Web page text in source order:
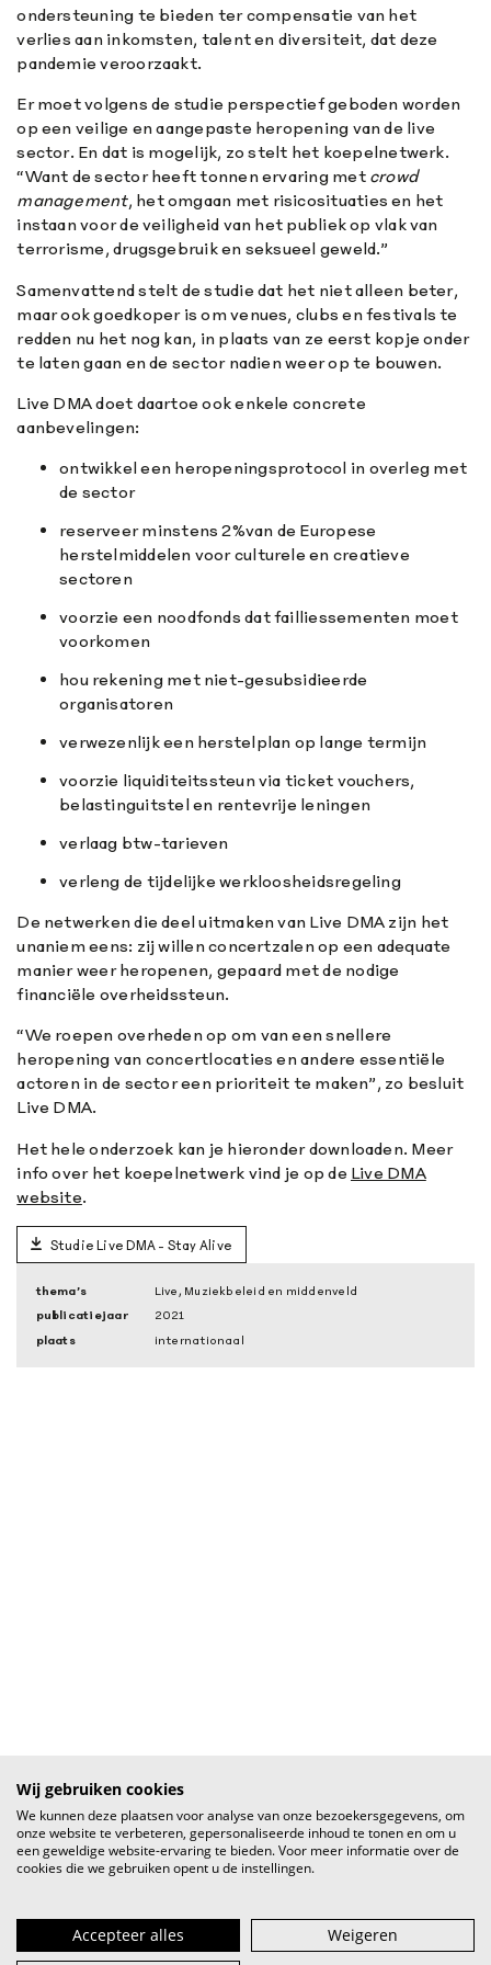
ondersteuning te bieden ter compensatie van het
verlies aan inkomsten, talent en diversiteit, dat deze
pandemie veroorzaakt.
Er moet volgens de studie perspectief geboden worden
op een veilige en aangepaste heropening van de live
sector. En dat is mogelijk, zo stelt het koepelnetwerk.
“Want de sector heeft tonnen ervaring met crowd
management, het omgaan met risicosituaties en het
instaan voor de veiligheid van het publiek op vlak van
terrorisme, drugsgebruik en seksueel geweld.”
Samenvattend stelt de studie dat het niet alleen beter,
maar ook goedkoper is om venues, clubs en festivals te
redden nu het nog kan, in plaats van ze eerst kopje onder
te laten gaan en de sector nadien weer op te bouwen.
Live DMA doet daartoe ook enkele concrete
aanbevelingen:
ontwikkel een heropeningsprotocol in overleg met
de sector
reserveer minstens 2%van de Europese
herstelmiddelen voor culturele en creatieve
sectoren
voorzie een noodfonds dat failliessementen moet
voorkomen
hou rekening met niet-gesubsidieerde
organisatoren
verwezenlijk een herstelplan op lange termijn
voorzie liquiditeitssteun via ticket vouchers,
belastinguitstel en rentevrije leningen
verlaag btw-tarieven
verleng de tijdelijke werkloosheidsregeling
De netwerken die deel uitmaken van Live DMA zijn het
unaniem eens: zij willen concertzalen op een adequate
manier weer heropenen, gepaard met de nodige
financiële overheidssteun.
“We roepen overheden op om van een snellere
heropening van concertlocaties en andere essentiële
actoren in de sector een prioriteit te maken”, zo besluit
Live DMA.
Het hele onderzoek kan je hieronder downloaden. Meer
info over het koepelnetwerk vind je op de Live DMA
website.
Studie Live DMA - Stay Alive
thema’s
Live, Muziekbeleid en middenveld
publicatiejaar
2021
plaats
internationaal
Wij gebruiken cookies
We kunnen deze plaatsen voor analyse van onze bezoekersgegevens, om
onze website te verbeteren, gepersonaliseerde inhoud te tonen en om u
een geweldige website-ervaring te bieden. Voor meer informatie over de
cookies die we gebruiken opent u de instellingen.
Accepteer alles
Weigeren